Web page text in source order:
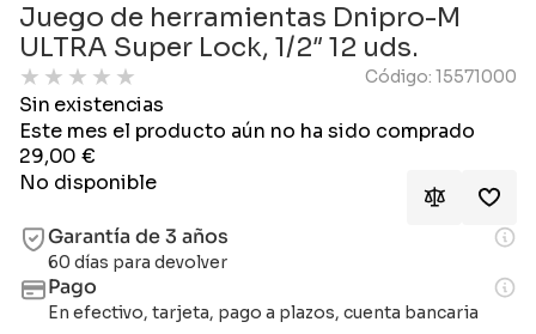
Juego de herramientas Dnipro-M
ULTRA Super Lock, 1/2″ 12 uds.
★ ★ ★ ★ ★ Código: 15571000
Sin existencias
Este mes el producto aún no ha sido comprado
29,00€
No disponible
Garantía de 3 años
60 días para devolver
Pago
En efectivo, tarjeta, pago a plazos, cuenta bancaria